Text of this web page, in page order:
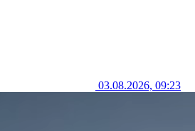
03.08.2026, 09:23